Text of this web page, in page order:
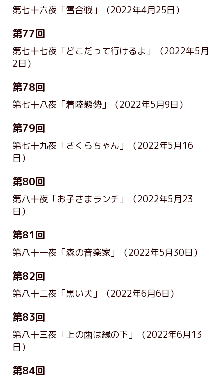
第七十六夜「雪合戦」 （2022年4月25日）
第77回
第七十七夜「どこだって行けるよ」
（2022年5月
2日）
第78回
第七十八夜「着陸態勢」 （2022年5月9日）
第79回
第七十九夜「さくらちゃん」
（2022年5月16
日）
第80回
第八十夜「お子さまランチ」
（2022年5月23
日）
第81回
第八十一夜「森の音楽家」 （2022年5月30日）
第82回
第八十二夜「黒い犬」 （2022年6月6日）
第83回
第八十三夜「上の歯は縁の下」
（2022年6月13
日）
第84回